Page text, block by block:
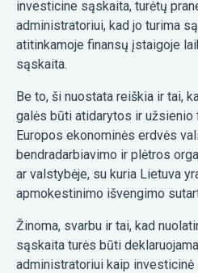
investicine sąskaita, turėtų
administratoriui, kad jo turima
atitinkamoje finansų įstaigoje
sąskaita.
Be to, ši nuostata reiškia ir tai,
galės būti atidarytos ir užsienio
Europos ekonominės erdvės
bendradarbiavimo ir plėtros
ar valstybėje, su kuria Lietuva
apmokestinimo išvengimo
Žinoma, svarbu ir tai, kad
sąskaita turės būti
administratoriui kaip